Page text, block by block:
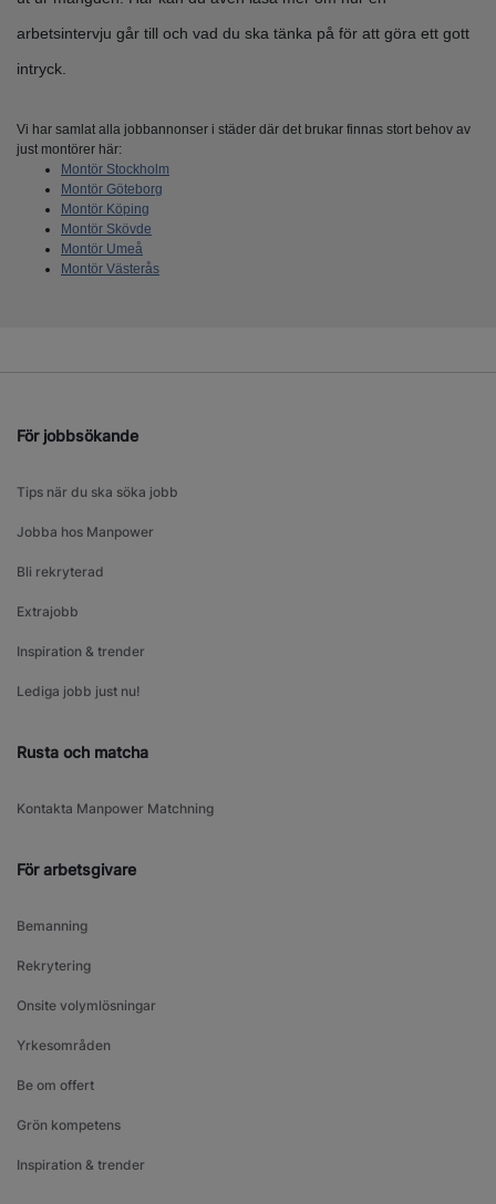
arbetsintervju går till och vad du ska tänka på för att göra ett gott
intryck.
Vi har samlat alla jobbannonser i städer där det brukar finnas stort behov av
just montörer här:
Montör Stockholm
Montör Göteborg
Montör Köping
Montör Skövde
Montör Umeå
Montör Västerås
För jobbsökande
Tips när du ska söka jobb
Jobba hos Manpower
Bli rekryterad
Extrajobb
Inspiration & trender
Lediga jobb just nu!
Rusta och matcha
Kontakta Manpower Matchning
För arbetsgivare
Bemanning
Rekrytering
Onsite volymlösningar
Yrkesområden
Be om offert
Grön kompetens
Inspiration & trender